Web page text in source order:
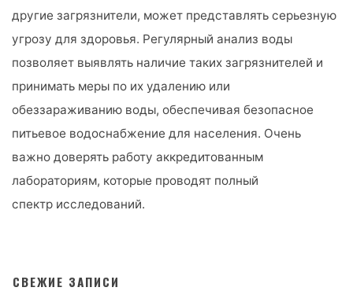
другие загрязнители, может представлять серьезную
угрозу для здоровья. Регулярный анализ воды
позволяет выявлять наличие таких загрязнителей и
принимать меры по их удалению или
обеззараживанию воды, обеспечивая безопасное
питьевое водоснабжение для населения. Очень
важно доверять работу аккредитованным
лабораториям, которые проводят полный
спектр исследований.
СВЕЖИЕ ЗАПИСИ